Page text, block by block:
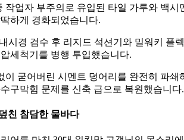
작업자 부주의로 유입된 타일 가루와 백시
하게 경화되었습니다.
시경 검수 후 리지드 석션기와 밀워키 플렉
세척기를 병행 투입했습니다.
이 굳어버린 시멘트 덩어리를 완전히 파쇄
구막힘 문제를 신축 급으로 복원했습니다.
친 참담한 물바다